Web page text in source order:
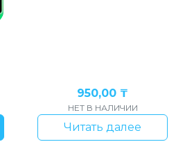
950,00 ₸
НЕТ В НАЛИЧИИ
Читать далее